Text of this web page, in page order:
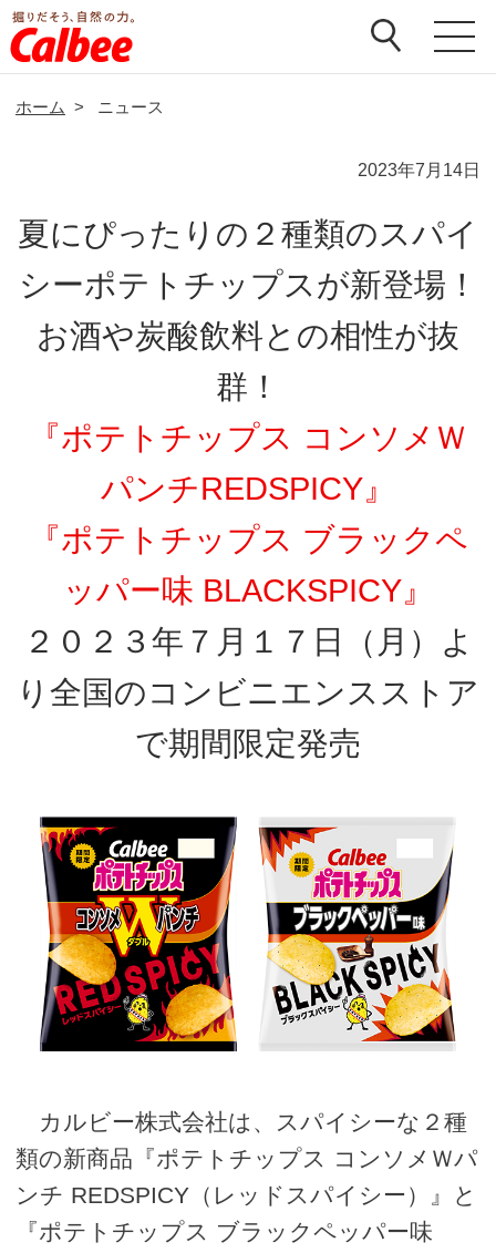
ホーム > ニュース
2023年7月14日
夏にぴったりの２種類のスパイ
シーポテトチップスが新登場！
お酒や炭酸飲料との相性が抜
群！
『ポテトチップス コンソメＷ
パンチREDSPICY』
『ポテトチップス ブラックペ
ッパー味 BLACKSPICY』
２０２３年７月１７日（月）よ
り全国のコンビニエンスストア
で期間限定発売
カルビー株式会社は、スパイシーな２種
類の新商品『ポテトチップス コンソメＷパ
ンチ REDSPICY（レッドスパイシー）』と
『ポテトチップス ブラックペッパー味